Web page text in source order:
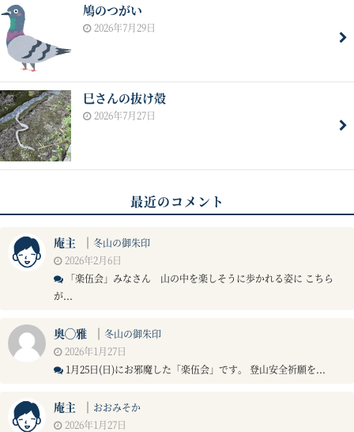
鳩のつがい
2026年7月29日
巳さんの抜け殻
2026年7月27日
最近のコメント
庵主 ｜ 冬山の御朱印
2026年2月6日
「楽伍会」みなさん 山の中を楽しそうに歩かれる姿に こちら
が...
奥◯雅 ｜ 冬山の御朱印
2026年1月27日
1月25日(日)にお邪魔した「楽伍会」です。 登山安全祈願を...
庵主 ｜ おおみそか
2026年1月27日